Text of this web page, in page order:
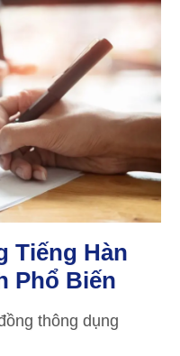
Tiếng Hàn
Phổ Biến
thông dụng